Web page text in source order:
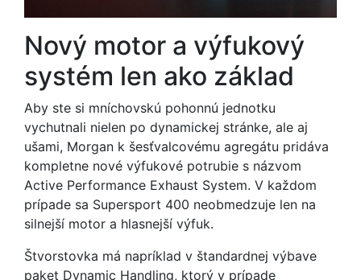
Nový motor a výfukový
systém len ako základ
Aby ste si mníchovskú pohonnú jednotku
vychutnali nielen po dynamickej stránke, ale aj
ušami, Morgan k šesťvalcovému agregátu pridáva
kompletne nové výfukové potrubie s názvom
Active Performance Exhaust System. V každom
prípade sa Supersport 400 neobmedzuje len na
silnejší motor a hlasnejší výfuk.
Štvorstovka má napríklad v štandardnej výbave
paket Dynamic Handling, ktorý v prípade